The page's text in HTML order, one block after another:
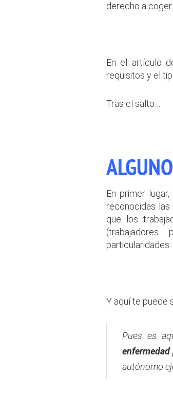
derecho a coger
En el artículo
requisitos y el
Tras el salto…
En primer
reconocidas las
que los
particularidades.
Y aquí te puede
Pues es
autónomo